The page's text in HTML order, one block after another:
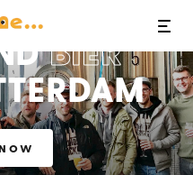
Bite Me Food Tours
BIER